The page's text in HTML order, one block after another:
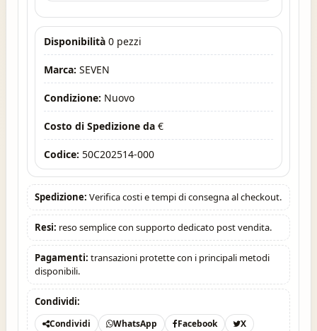
Disponibilità 0 pezzi
Marca: SEVEN
Condizione: Nuovo
Costo di Spedizione da €
Codice: 50C202514-000
Spedizione: Verifica costi e tempi di consegna al checkout.
Resi: reso semplice con supporto dedicato post vendita.
Pagamenti: transazioni protette con i principali metodi
disponibili.
Condividi:
Condividi WhatsApp Facebook
X